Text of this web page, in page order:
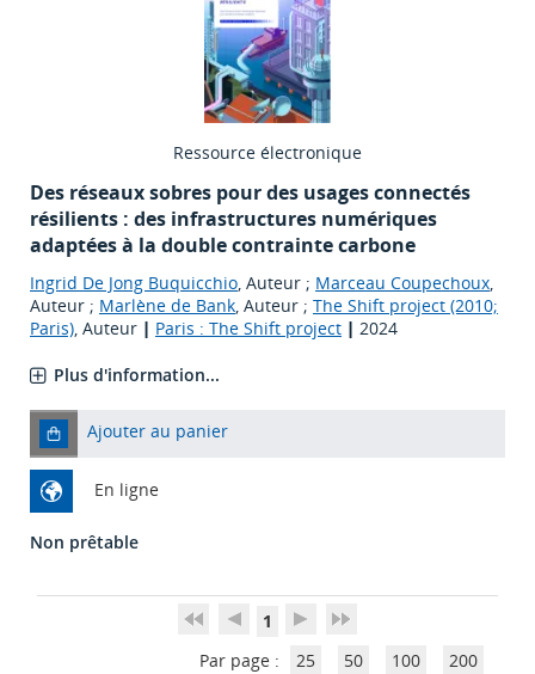
Ressource électronique
Des réseaux sobres pour des usages connectés
résilients : des infrastructures numériques
adaptées à la double contrainte carbone
Ingrid De Jong Buquicchio, Auteur ; Marceau Coupechoux,
Auteur ; Marlène de Bank, Auteur ; The Shift project (2010;
Paris), Auteur | Paris : The Shift project | 2024
Plus d'information...
Ajouter au panier
En ligne
Non prêtable
1
Par page :
25 50 100 200